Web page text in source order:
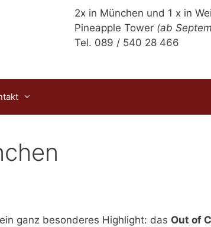
2x in München und 1 x in
Pineapple Tower (ab
Tel. 089 / 540 28 466
ein ganz besonderes Highlight: das Out of